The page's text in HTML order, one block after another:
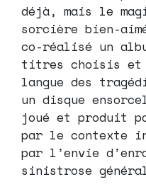
déjà, mais le
sorcière bien-
co-réalisé un
titres choisis et
langue des
un disque
joué et produit
par le contexte
par l’envie
sinistrose